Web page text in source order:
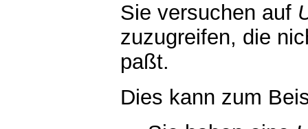
Sie versuchen auf
zuzugreifen, die
paßt.
Dies kann zum